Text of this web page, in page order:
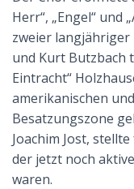
Herr“, „Engel“ und
zweier
und Kurt Butzbach
Eintracht“
amerikanischen
Besatzungszone
Joachim Jost,
der jetzt noch
waren.